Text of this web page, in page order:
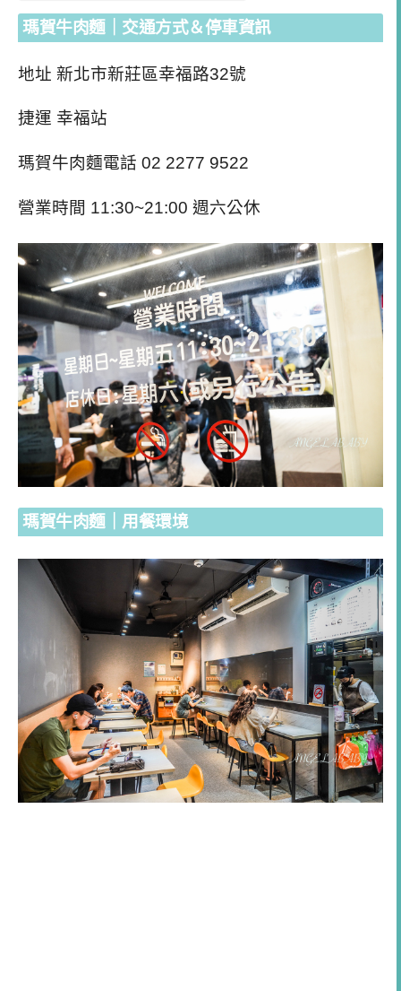
瑪賀牛肉麵｜交通方式＆停車資訊
地址 新北市新莊區幸福路32號
捷運 幸福站
瑪賀牛肉麵電話 02 2277 9522
營業時間 11:30~21:00 週六公休
瑪賀牛肉麵｜用餐環境